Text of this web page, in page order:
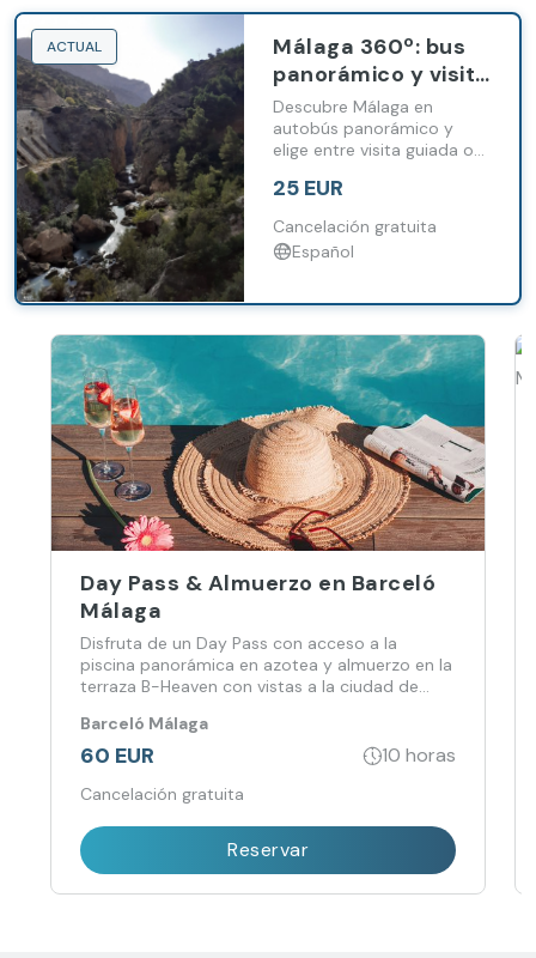
ACTUAL
Málaga 360º: bus
panorámico y visita
guiada o
experiencia VR
Descubre Málaga en
autobús panorámico y
elige entre visita guiada o
25 EUR
Cancelación gratuita
Español
Day Pass & Almuerzo en Barceló
Málaga
Disfruta de un Day Pass con acceso a la
piscina panorámica en azotea y almuerzo en la
terraza B-Heaven con vistas a la ciudad de
Barceló Málaga
60 EUR 10 horas
Cancelación gratuita
Reservar